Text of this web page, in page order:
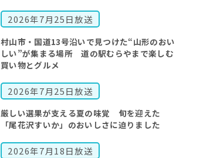
2026年7月25日放送
村山市・国道13号沿いで見つけた“山形のおい
しい”が集まる場所 道の駅むらやまで楽しむ
買い物とグルメ
2026年7月25日放送
厳しい選果が支える夏の味覚 旬を迎えた
「尾花沢すいか」のおいしさに迫りました
2026年7月18日放送